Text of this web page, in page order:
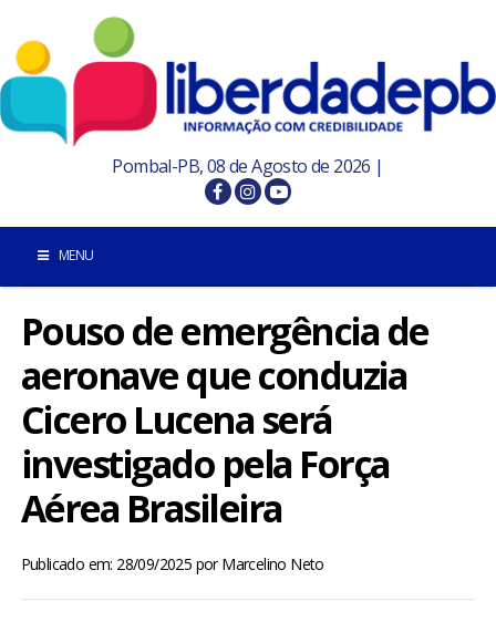
Pombal-PB, 08 de Agosto de 2026 |
MENU
POMBAL E REGIÃO
BRASIL
MUNDO
Pouso de emergência de
aeronave que conduzia
Cicero Lucena será
investigado pela Força
Aérea Brasileira
Publicado em: 28/09/2025 porMarcelino Neto